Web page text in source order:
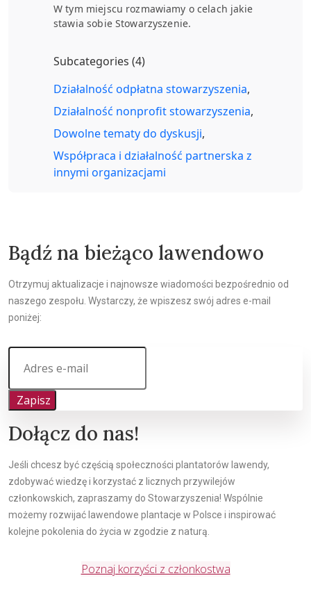
W tym miejscu rozmawiamy o celach jakie
stawia sobie Stowarzyszenie.
Subcategories (4)
Działalność odpłatna stowarzyszenia
Działalność nonprofit stowarzyszenia
Dowolne tematy do dyskusji
Współpraca i działalność partnerska z
innymi organizacjami
Bądź na bieżąco lawendowo
Otrzymuj aktualizacje i najnowsze wiadomości bezpośrednio od
naszego zespołu. Wystarczy, że wpiszesz swój adres e-mail
poniżej:
Zapisz
Dołącz do nas!
Jeśli chcesz być częścią społeczności plantatorów lawendy,
zdobywać wiedzę i korzystać z licznych przywilejów
członkowskich, zapraszamy do Stowarzyszenia! Wspólnie
możemy rozwijać lawendowe plantacje w Polsce i inspirować
kolejne pokolenia do życia w zgodzie z naturą.
Poznaj korzyści z członkostwa